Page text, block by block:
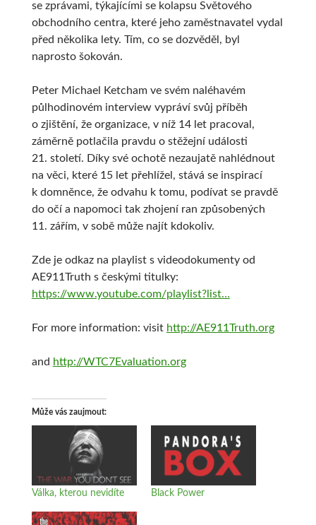
se zprávami, týkajícími se kolapsu Světového
obchodního centra, které jeho zaměstnavatel vydal
před několika lety. Tím, co se dozvěděl, byl
naprosto šokován.
Peter Michael Ketcham ve svém naléhavém
půlhodinovém interview vypráví svůj příběh
o zjištění, že organizace, v níž 14 let pracoval,
záměrně potlačila pravdu o stěžejní události
21. století. Díky své ochotě nezaujatě nahlédnout
na věci, které 15 let přehlížel, stává se inspirací
k domněnce, že odvahu k tomu, podívat se pravdě
do očí a napomoci tak zhojení ran způsobených
11. zářím, v sobě může najít kdokoliv.
Zde je odkaz na playlist s videodokumenty od
AE911Truth s českými titulky:
https://www.youtube.com/playlist?list…
For more information: visit http://AE911Truth.org
and http://WTC7Evaluation.org
Může vás zaujmout
Válka, kterou nevidíte Black Power